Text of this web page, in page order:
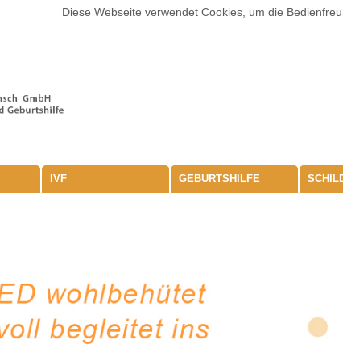
Diese Webseite verwendet Cookies, um die
IVF GEBURTSHILFE